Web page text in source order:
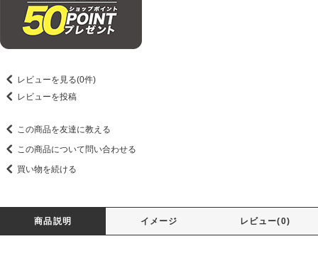
レビューを見る(0件)
レビューを投稿
この商品を友達に教える
この商品について問い合わせる
買い物を続ける
商品説明 イメージ レビュー(0)